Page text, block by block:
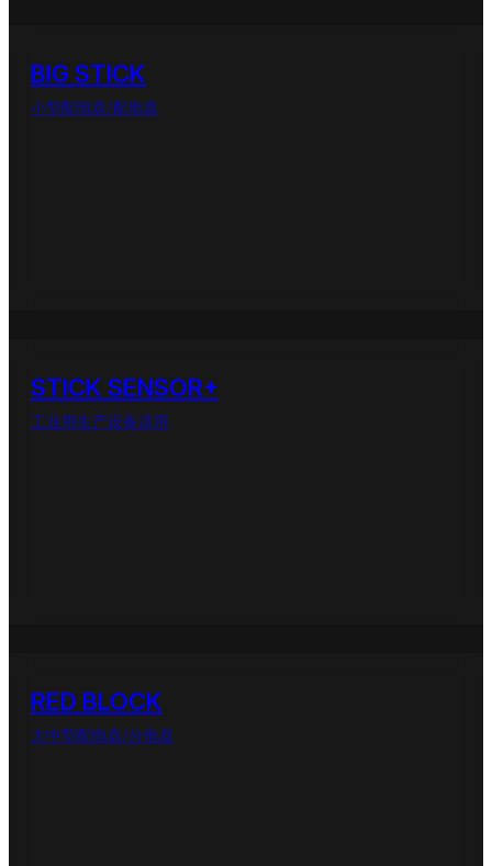
BIG STICK
小型配电盘/配电盘
STICK SENSOR+
工业用生产设备适用
RED BLOCK
大中型配电盘/分电盘